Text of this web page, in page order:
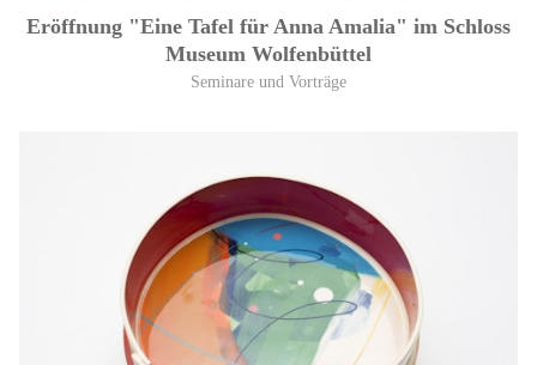
Eröffnung "Eine Tafel für Anna Amalia" im Schloss
Museum Wolfenbüttel
Seminare und Vorträge